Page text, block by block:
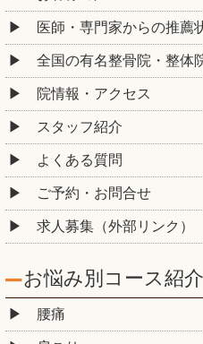
医師・専門家からの推薦
全国の有名整骨院・整体
院情報・アクセス
スタッフ紹介
よくある質問
ご予約・お問合せ
求人募集（外部リンク）
お悩み別コース紹介
腰痛